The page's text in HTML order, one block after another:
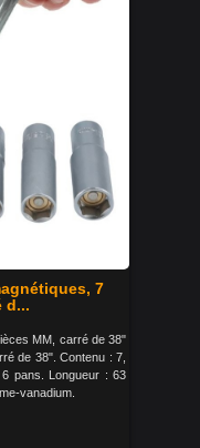
7
d...
MM, carré de 38"
de 38". Contenu : 7,
pans. Longueur : 63
vanadium.